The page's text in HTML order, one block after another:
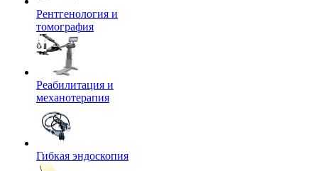
Рентгенология и
томография
Реабилитация и
механотерапия
Гибкая эндоскопия